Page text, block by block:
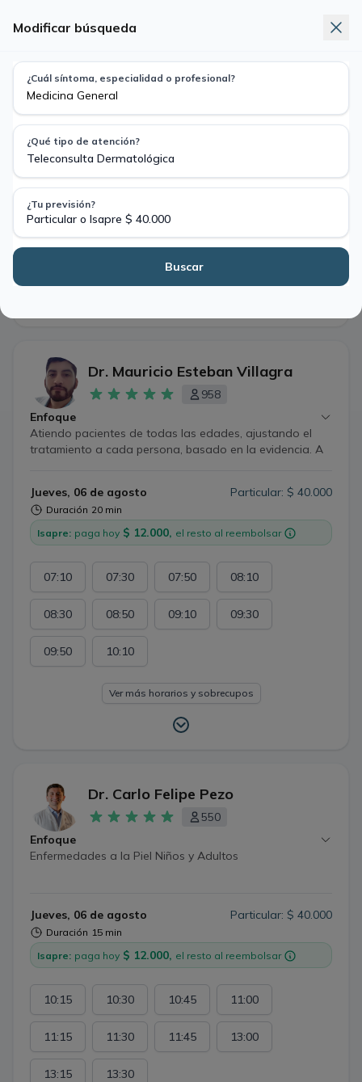
Busca síntoma, especialidad o profesional
Modificar búsqueda
¿Cuál síntoma, especialidad o profesional?
¿Qué tipo de atención?
Teleconsulta Dermatológica
¿Tu previsión?
Particular o Isapre $ 40.000
Buscar
Particular
$ 40.000
Jue
6
ago
Vie
7
ago ago ago ago
Dr. Mauricio Esteban Villagra
958
Enfoque
Atiendo pacientes de todas las edades, ajustando el
tratamiento a cada persona, basado en la evidencia. A
seguimiento de enfermedades de la piel, uñas y cabello,
e infecciones de transmisión sexual. Además, se puede
orientar sobre tratamientos dermatológicos estéticos.
*Algunos casos requerirán evaluación presencial; aun
honesta y responsable.
Jueves, 06 de agosto
Duración 20 min
Particular: $ 40.000
Isapre: paga hoy $ 12.000, el resto al reembolsar
07:10 07:30 07:50 08:10
08:30 08:50 09:10 09:30
09:50 10:10
Ver más horarios y sobrecupos
Dr. Carlo Felipe Pezo
550
Enfoque
Enfermedades a la Piel Niños y Adultos
Jueves, 06 de agosto
Duración 15 min
Particular: $ 40.000
Isapre: paga hoy $ 12.000, el resto al reembolsar
10:15 10:30 10:45 11:00
11:15 11:30 11:45 13:00
13:15 13:30